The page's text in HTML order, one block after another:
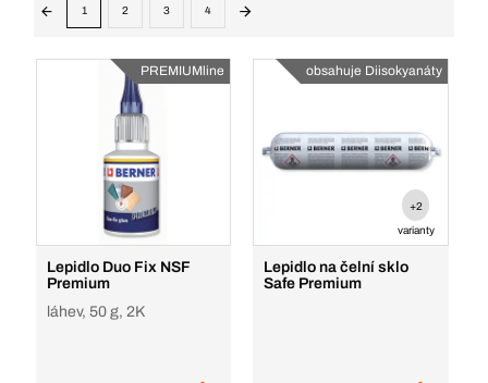
1 2 3 4
PREMIUMline
Lepidlo Duo Fix NSF
Premium
láhev, 50 g, 2K
obsahuje Diisokyanáty
+2
varianty
Lepidlo na čelní sklo
Safe Premium